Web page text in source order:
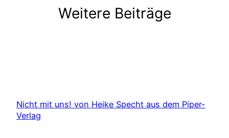
Weitere Beiträge
Nicht mit uns! von Heike Specht aus dem Piper-
Verlag